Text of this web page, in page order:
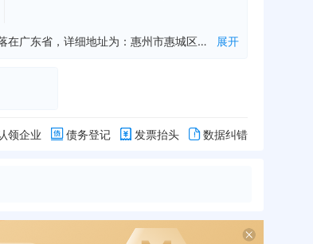
惠州市正达安防服务有限公司是一家从事物业管理,机动车停放服务,消防技术服务等业务的公司，成立于2017年11月14日，公司坐落在广东省，详细地址为：惠州市惠城区小金口街道金鸡村英头小组49号;经国家企业信用信息公示系统查询得知，惠州市正达安防服务有限公司的信用代码/税号为91441302MA510RXM0B，法人是杨志龙，注册资本为100.000000万，企业的经营范围为:自动化消防系统操作咨询；应急救援服务项目咨询；物业管理；机动车停放服务。一般项目：消防技术服务；业务培训（不含教育培训、职业技能培训等需取得许可的培训）；安全咨询服务；安全系统监控服务。（除依法须经批准的项目外，凭营业执照依法自主开展经营活动）许可项目：高危险性体育运动（游泳）（另设分支机构经营）。（依法须经批准的项目，经相关部门批准后方可开展经营活动，具体经营项目以相关部门批准文件或许可证件为准） 展开
领企业 债务登记 发票抬头 数据纠错